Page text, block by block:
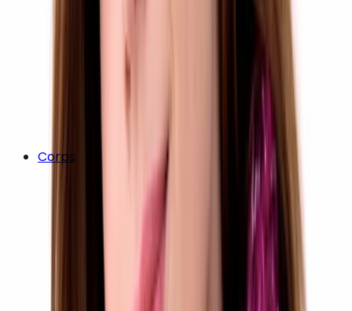
Corps